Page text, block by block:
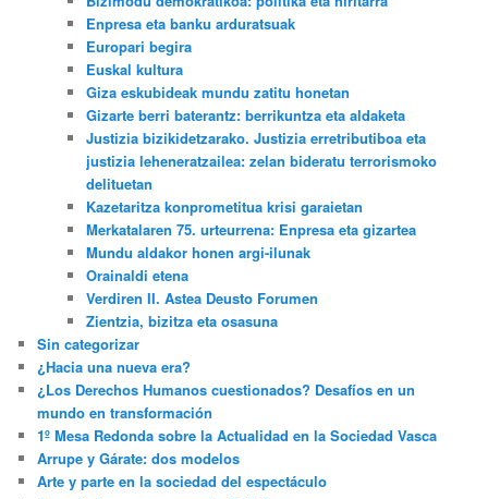
Enpresa eta banku arduratsuak
Europari begira
Euskal kultura
Giza eskubideak mundu zatitu honetan
Gizarte berri baterantz: berrikuntza eta aldaketa
Justizia bizikidetzarako. Justizia erretributiboa eta
justizia leheneratzailea: zelan bideratu terrorismoko
delituetan
Kazetaritza konprometitua krisi garaietan
Merkatalaren 75. urteurrena: Enpresa eta gizartea
Mundu aldakor honen argi-ilunak
Orainaldi etena
Verdiren II. Astea Deusto Forumen
Zientzia, bizitza eta osasuna
Sin categorizar
¿Hacia una nueva era?
¿Los Derechos Humanos cuestionados? Desafíos en un
mundo en transformación
1º Mesa Redonda sobre la Actualidad en la Sociedad Vasca
Arrupe y Gárate: dos modelos
Arte y parte en la sociedad del espectáculo